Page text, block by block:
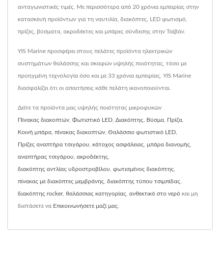
ανταγωνιστικές τιμές. Με περισσότερα από 20 χρόνια εμπειρίας στην
κατασκευή προϊόντων για τη ναυτιλία, διακόπτες, LED φωτισμό,
πρίζες, βύσματα, ακροδέκτες και μπάρες σύνδεσης στην Ταϊβάν.
YIS Marine προσφέρει στους πελάτες προϊόντα ηλεκτρικών
συστημάτων θαλάσσης και σκαφών υψηλής ποιότητας, τόσο με
προηγμένη τεχνολογία όσο και με 33 χρόνια εμπειρίας, YIS Marine
διασφαλίζει ότι οι απαιτήσεις κάθε πελάτη ικανοποιούνται.
Δείτε τα προϊόντα μας υψηλής ποιότητας μικροφυκών
Πίνακας διακοπτών Φωτιστικό LED Διακόπτης Βύσμα Πρίζα
Κοινή μπάρα πίνακας διακοπτών Θαλάσσιο φωτιστικό LED
Πρίζες αναπτήρα τσιγάρου κάτοχος ασφάλειας μπάρα διανομής
αναπτήρας τσιγάρου ακροδέκτης
διακόπτης αντλίας υδροστροβίλου φωτισμένος διακόπτης
πίνακας με διακόπτες μεμβράνης διακόπτης τύπου τσιμπίδας
διακόπτης rocker, θαλάσσιας κατηγορίας ανθεκτικό στο νερό και μη
διστάσετε να Επικοινωνήσετε μαζί μας